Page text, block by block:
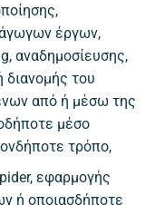
έργων,
αναδημοσίευσης,
διανομής του
από ή μέσω της
μέσο
τρόπο,
εφαρμογής
ή οποιασδήποτε